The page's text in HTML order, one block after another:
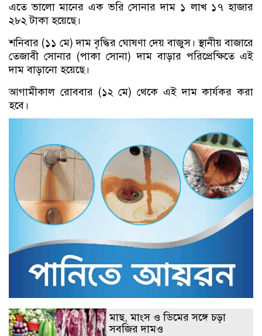
এতে ভালো মানের এক ভরি সোনার দাম ১ লাখ ১৭ হাজার
২৮২ টাকা হয়েছে।
শনিবার (১১ মে) দাম বৃদ্ধির ঘোষণা দেয় বাজুস। স্থানীয় বাজারে
তেজাবী সোনার (পাকা সোনা) দাম বাড়ার পরিপ্রেক্ষিতে এই
দাম বাড়ানো হয়েছে।
আগামীকাল রোববার (১২ মে) থেকে এই দাম কার্যকর করা
হবে।
মাছ, মাংস ও ডিমের সঙ্গে চড়া
সবজির দামও